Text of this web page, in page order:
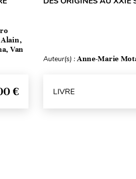
Van
€
Auteur(s) :Anne-Marie
LIVRE